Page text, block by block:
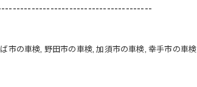
市の車検 野田市の車検 加須市の車検 幸手市の車検